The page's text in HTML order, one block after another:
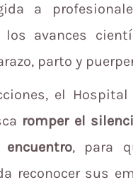
a
los avances
parto y
el Hospital
romper el
, para
reconocer sus